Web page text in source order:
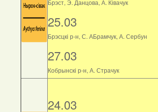
Брэст, Э. Данцова, А. Ківачук
25.03
Брэсцкі р-н, С. АБрамчук, А. Сербун
27.03
Кобрынскі р-н, А. Страчук
24.03